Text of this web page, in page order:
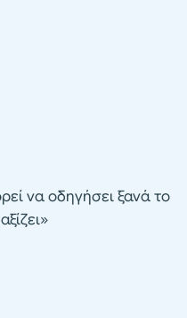
να οδηγήσει ξανά το